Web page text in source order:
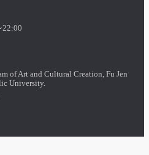
22:00
of Art and Cultural Creation, Fu Jen
University.